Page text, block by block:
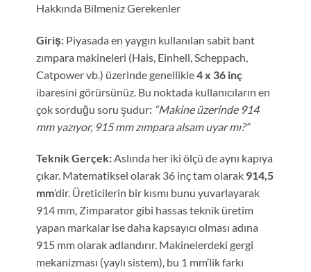
Hakkında Bilmeniz Gerekenler
Giriş:Piyasada en yaygın kullanılan sabit bant
zımpara makineleri (Hais, Einhell, Scheppach,
Catpower vb.) üzerinde genellikle4 x 36 inç
ibaresini görürsünüz. Bu noktada kullanıcıların en
çok sorduğu soru şudur: “Makine üzerinde 914
mm yazıyor, 915 mm zımpara alsam uyar mı?”
Teknik Gerçek:Aslında her iki ölçü de aynı kapıya
çıkar. Matematiksel olarak 36 inç tam olarak 914,5
mm’dir. Üreticilerin bir kısmı bunu yuvarlayarak
914 mm, Zimparator gibi hassas teknik üretim
yapan markalar ise daha kapsayıcı olması adına
915 mm olarak adlandırır. Makinelerdeki gergi
mekanizması (yaylı sistem), bu 1 mm’lik farkı